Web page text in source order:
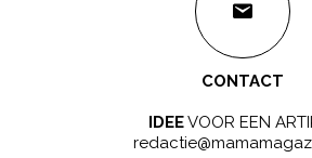
CONTACT
IDEEVOOR EEN